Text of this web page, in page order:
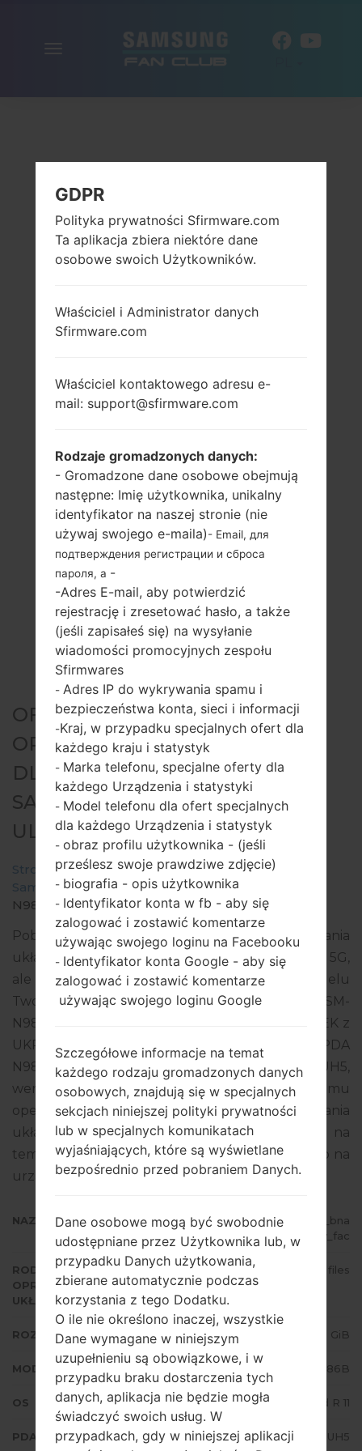
OFICJALNE
OPROGRAMOWANIE #263717
DLA: SM-N986B -
SAMSUNGGALAXY NOTE 20
ULTRA 5G
Strona startowa →Galaxy Note 20 Ultra 5G
SamsungSM-N986B → SM-
N986B_1_20210819092756_bnatylf6qv_fac.zip
Pobierz najnowszą aktualizację oprogramowania
układowego dla Samsung Galaxy Note 20 Ultra 5G,
ale nie zapomnij sprawdzić, czy numer modelu
Twojego smartfona odpowiada wskazanemu SM-
N986B. Kod oprogramowania układowego to SEK z
UKRAINE. Produkt jest dostarczany z wersją PDA
N986BXXS3DUH5, wersja CSC N986BOXM3DUH5,
wersja MODEM N986BXXU3DUH2. Wersja systemu
operacyjnego danego oprogramowania
układowego to Android R 11. Pełny poradnik na
temat flashowania oprogramowania układowego na
urządzeniach Samsungtutaj
NAZWA PLIKU
SM-N986B_1_20210819092756_bna
tylf6qv_fac
RODZAJ
OPROGRAMOWANIA
UKŁADOWEGO
4 files
ROZMIAR PLIKU 7.32 GiB
MODEL Samsung SM-N986B
OS Android R 11
PDA/AP WERSJA N986BXXS3DUH5
GDPR
Polityka prywatności Sfirmware.com
Ta aplikacja zbiera niektóre dane
osobowe swoich Użytkowników.
Właściciel i Administrator danych
Sfirmware.com
Właściciel kontaktowego adresu e-
mail: support@sfirmware.com
Rodzaje gromadzonych danych:
- Gromadzone dane osobowe obejmują
następne: Imię użytkownika, unikalny
identyfikator na naszej stronie (nie
używaj swojego e-maila)- Email, для
подтверждения регистрации и сброса
пароля, а -
-Adres E-mail, aby potwierdzić
rejestrację i zresetować hasło, a także
(jeśli zapisałeś się) na wysyłanie
wiadomości promocyjnych zespołu
Sfirmwares
- Adres IP do wykrywania spamu i
bezpieczeństwa konta, sieci i informacji
-Kraj, w przypadku specjalnych ofert dla
każdego kraju i statystyk
- Marka telefonu, specjalne oferty dla
każdego Urządzenia i statystyki
- Model telefonu dla ofert specjalnych
dla każdego Urządzenia i statystyk
- obraz profilu użytkownika - (jeśli
prześlesz swoje prawdziwe zdjęcie)
- biografia - opis użytkownika
- Identyfikator konta w fb - aby się
zalogować i zostawić komentarze
używając swojego loginu na Facebooku
- Identyfikator konta Google - aby się
zalogować i zostawić komentarze
używając swojego loginu Google
Szczegółowe informacje na temat
każdego rodzaju gromadzonych danych
osobowych, znajdują się w specjalnych
sekcjach niniejszej polityki prywatności
lub w specjalnych komunikatach
wyjaśniających, które są wyświetlane
bezpośrednio przed pobraniem Danych.
Dane osobowe mogą być swobodnie
udostępniane przez Użytkownika lub, w
przypadku Danych użytkowania,
zbierane automatycznie podczas
korzystania z tego Dodatku.
O ile nie określono inaczej, wszystkie
Dane wymagane w niniejszym
uzupełnieniu są obowiązkowe, i w
przypadku braku dostarczenia tych
danych, aplikacja nie będzie mogła
świadczyć swoich usług. W
przypadkach, gdy w niniejszej aplikacji